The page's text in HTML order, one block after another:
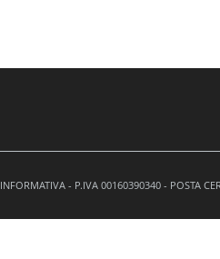
- P.IVA 00160390340 - POSTA